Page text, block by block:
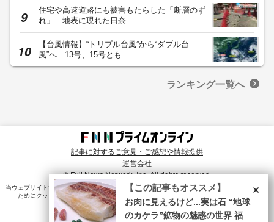
住宅や高速道路にも被害もたらした「断層のず
れ」 地表に現れた日奈…
【台風情報】“トリプル台風”から“ダブル台
風”へ 13号、15号とも…
ランキング一覧へ
記事に対するご意見・ご感想や情報提供
運営会社
© Fuji News Network, Inc. All rights reserved.
当ウェブサイトでは、ユーザのニーズ・興味・関⼼に合致したコンテンツや広告配信を提供する
ためにクッキーを使⽤しています。詳細は、プライバシーポリシー をご確認ください。×
【この記事もオススメ】
お肉に見えるけど...実は石 “地球
のカケラ”鉱物の魅惑の世界 福